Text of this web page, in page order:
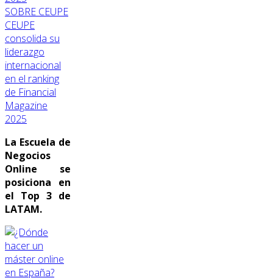
SOBRE CEUPE
CEUPE
consolida su
liderazgo
internacional
en el ranking
de Financial
Magazine
2025
La Escuela de
Negocios
Online se
posiciona en
el Top 3 de
LATAM.